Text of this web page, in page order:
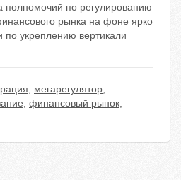
полномочий по регулированию
рынка на фоне ярко
укреплению вертикали
, мегарегулятор,
, финансовый рынок,